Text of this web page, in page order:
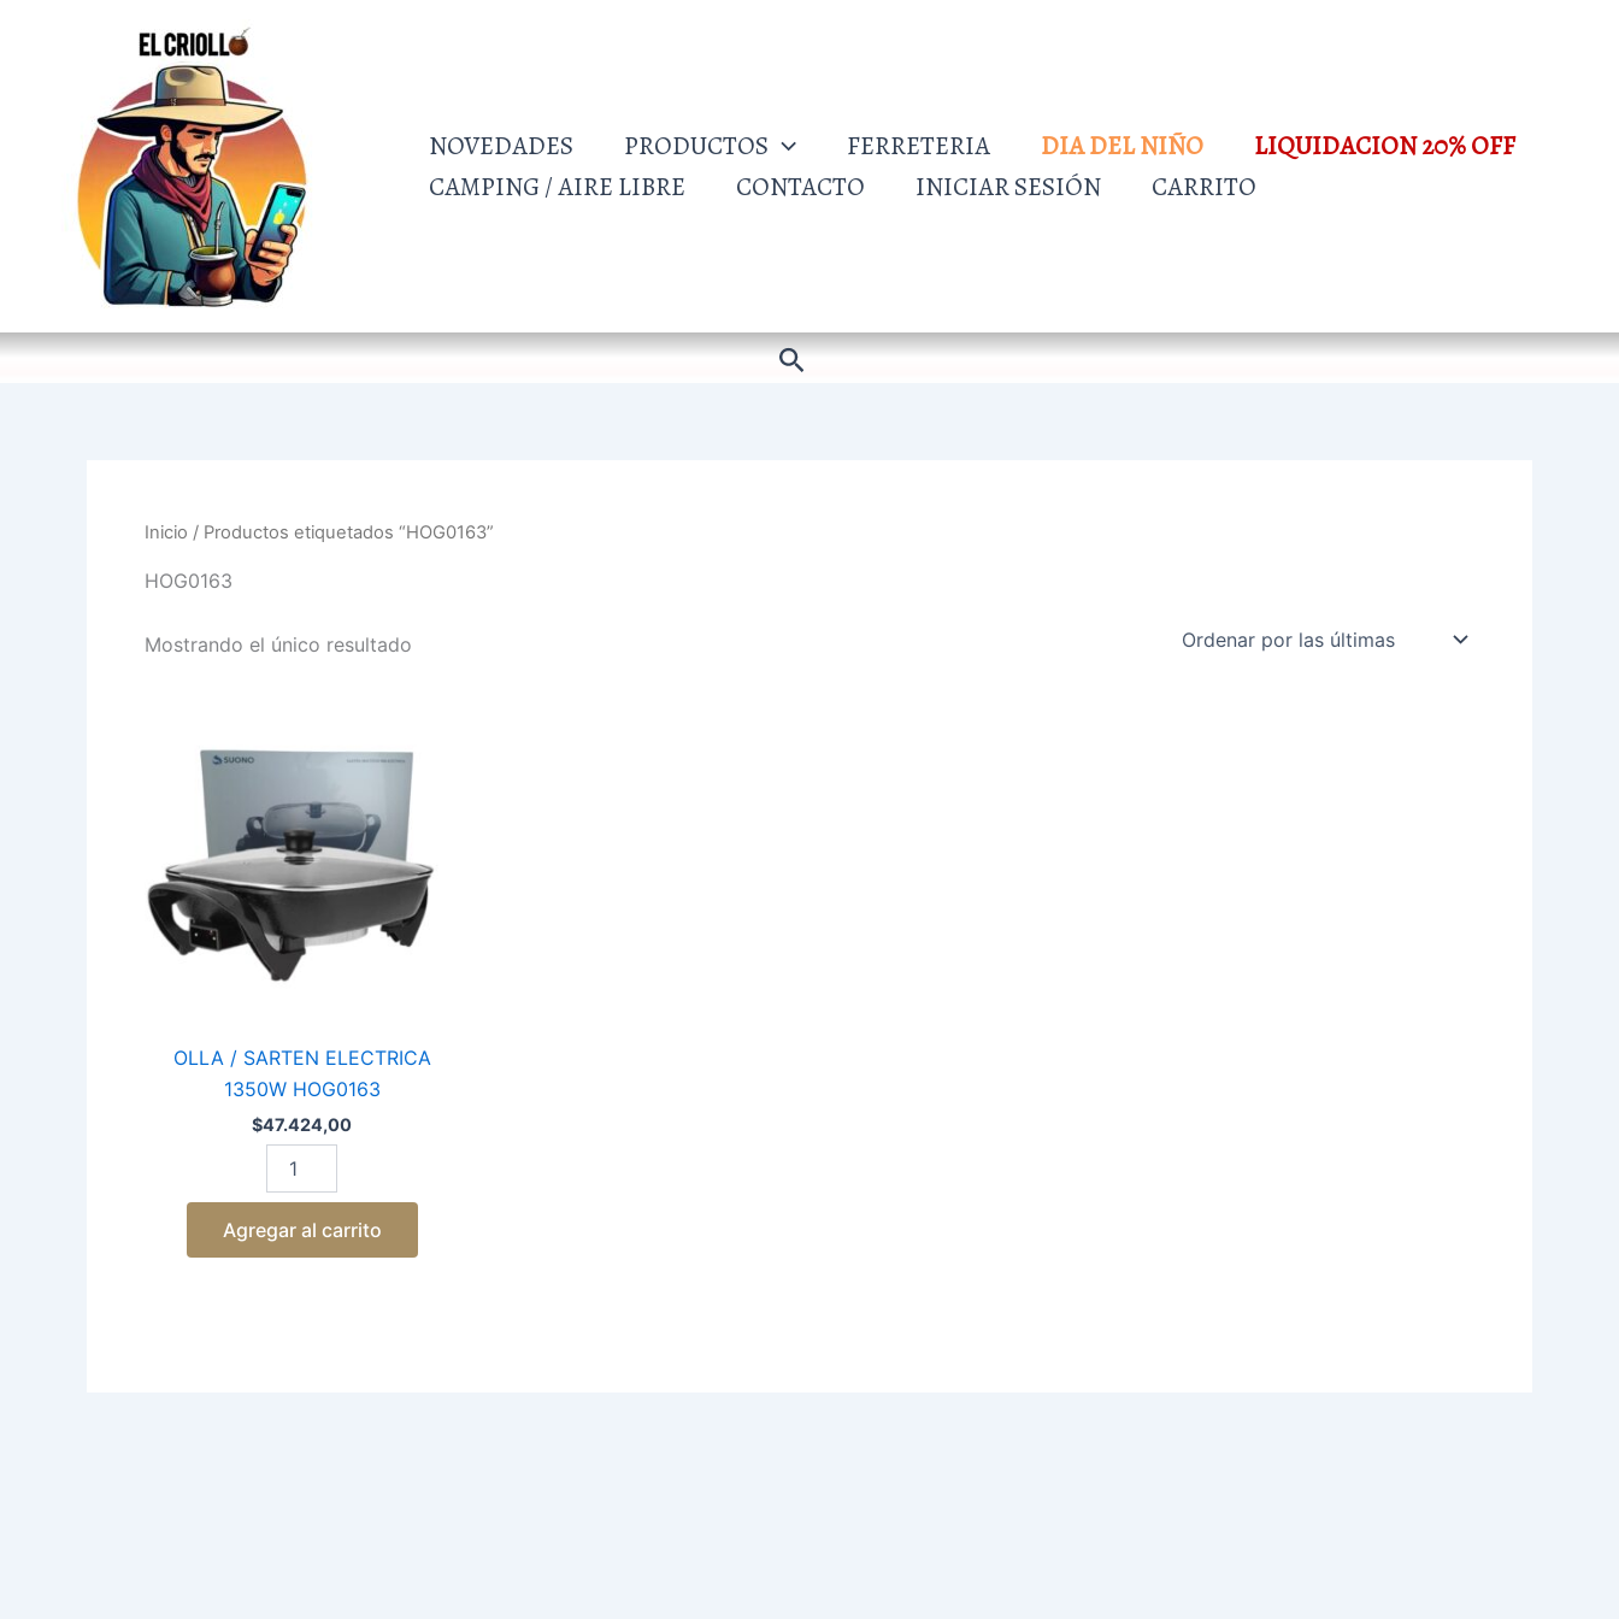
NOVEDADES PRODUCTOS FERRETERIA DIA DEL NIÑO
LIQUIDACION 20% OFF
CAMPING / AIRE LIBRE
CONTACTO INICIAR SESIÓN CARRITO
Buscar
Inicio / Productos etiquetados “HOG0163”
HOG0163
Mostrando el único resultado
OLLA / SARTEN ELECTRICA
1350W HOG0163
$47.424,00
/
1350W
HOG0163
cantidad
Agregar al carrito